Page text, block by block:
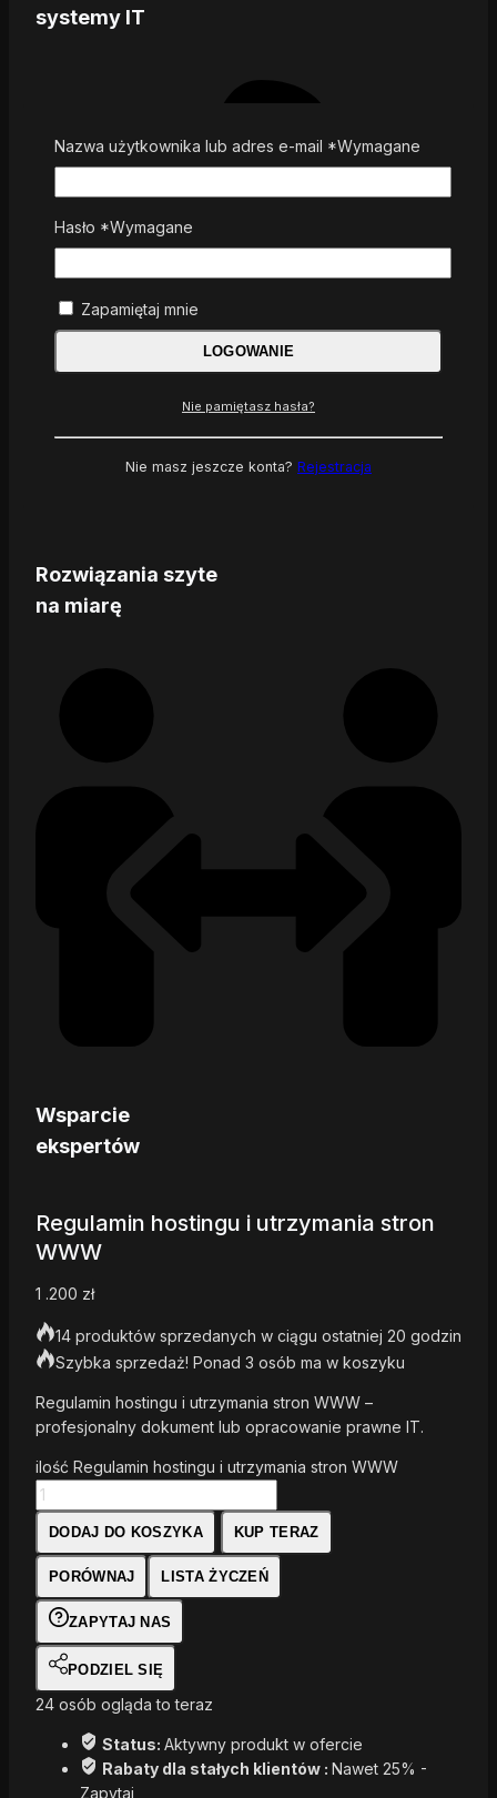
systemy IT
Rozwiązania szyte
na miarę
Wsparcie
ekspertów
Regulamin hostingu i utrzymania stron
WWW
1 .200 zł
14 produktów sprzedanych w ciągu ostatniej 20 godzin
Szybka sprzedaż! Ponad 3 osób ma w koszyku
Regulamin hostingu i utrzymania stron WWW –
profesjonalny dokument lub opracowanie prawne IT.
ilość Regulamin hostingu i utrzymania stron WWW
DODAJ DO KOSZYKA KUP TERAZ
PORÓWNAJ LISTA ŻYCZEŃ
ZAPYTAJ NAS
PODZIEL SIĘ
24 osób ogląda to teraz
Status: Aktywny produkt w ofercie
Rabaty dla stałych klientów : Nawet 25% -
Zapytaj
Nazwa użytkownika lub adres e-mail *Wymagane
Hasło *Wymagane
Zapamiętaj mnie
LOGOWANIE
Nie pamiętasz hasła?
Nie masz jeszcze konta? Rejestracja